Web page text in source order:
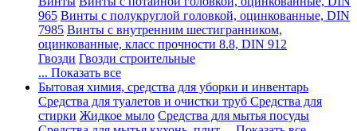
965 Винты с полукруглой головкой, оцинкованные, DIN
7985 Винты с внутренним шестигранником,
оцинкованные, класс прочности 8.8, DIN 912
Гвозди Гвозди строительные
... Показать все
Бытовая химия, средства для уборки и инвентарь
Средства для туалетов и очистки труб Средства для
стирки Жидкое мыло Средства для мытья посуды